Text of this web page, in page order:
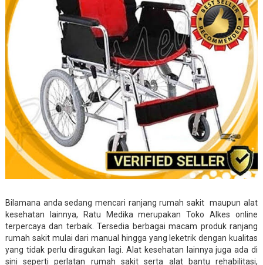
Bilamana anda sedang mencari ranjang rumah sakit maupun alat
kesehatan lainnya, Ratu Medika merupakan Toko Alkes online
terpercaya dan terbaik. Tersedia berbagai macam produk ranjang
rumah sakit mulai dari manual hingga yang leketrik dengan kualitas
yang tidak perlu diragukan lagi. Alat kesehatan lainnya juga ada di
sini seperti perlatan rumah sakit serta alat bantu rehabilitasi,